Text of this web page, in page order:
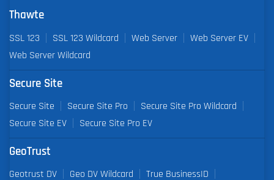
Thawte
SSL 123 SSL 123 Wildcard Web Server
Web Server EV
Web Server Wildcard
Secure Site
Secure Site Secure Site Pro
Secure Site Pro Wildcard
Secure Site EV
Secure Site Pro EV
GeoTrust
Geotrust DV Geo DV Wildcard
True BusinessID